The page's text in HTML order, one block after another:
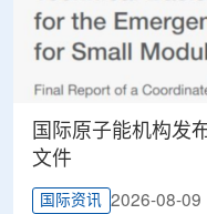
国际原子能机构发
文件
国际资讯 2026-08-09